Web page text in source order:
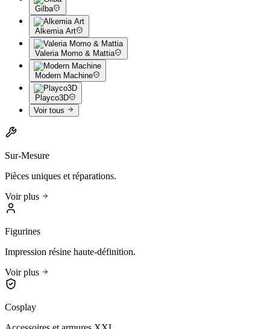
Gilba
Alkemia Art
Valeria Momo & Mattia
Modern Machine
Playco3D
Voir tous
Sur-Mesure
Pièces uniques et réparations.
Voir plus
Figurines
Impression résine haute-définition.
Voir plus
Cosplay